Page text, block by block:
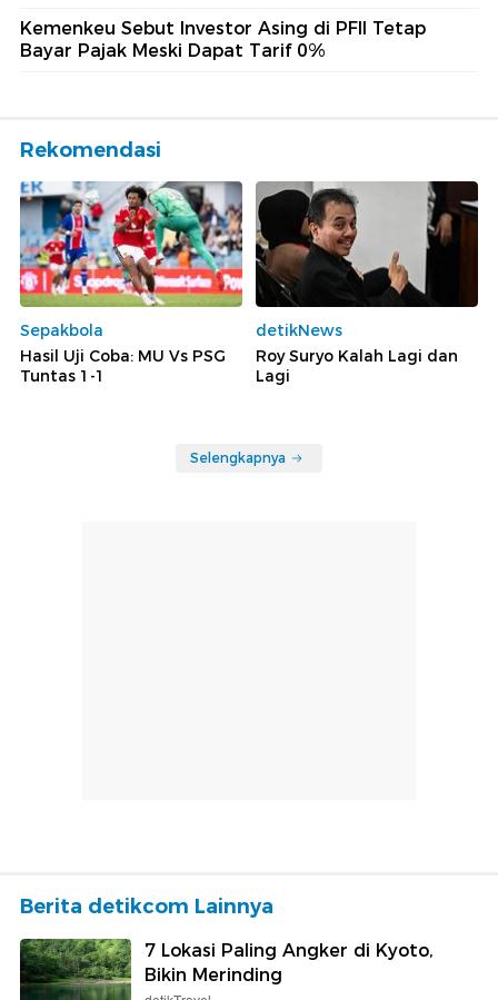
Kemenkeu Sebut Investor Asing di PFII Tetap
Bayar Pajak Meski Dapat Tarif 0%
Rekomendasi
Sepakbola
Hasil Uji Coba: MU Vs PSG
Tuntas 1-1
detikNews
Roy Suryo Kalah Lagi dan
Lagi
Selengkapnya
Berita detikcom Lainnya
7 Lokasi Paling Angker di Kyoto,
Bikin Merinding